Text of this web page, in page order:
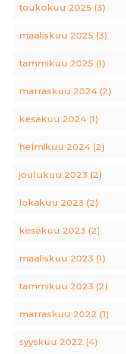
toukokuu 2025 (3)
maaliskuu 2025 (3)
tammikuu 2025 (1)
marraskuu 2024 (2)
kesäkuu 2024 (1)
helmikuu 2024 (2)
joulukuu 2023 (2)
lokakuu 2023 (2)
kesäkuu 2023 (2)
maaliskuu 2023 (1)
tammikuu 2023 (2)
marraskuu 2022 (1)
syyskuu 2022 (4)